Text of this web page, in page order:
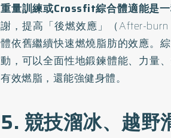
重量訓練或Crossfit綜合體適能是
謝，提高「後燃效應」（After-
體依舊繼續快速燃燒脂肪的效應。
動，可以全面性地鍛鍊體能、力量
有效燃脂，還能強健身體。
5. 競技溜冰、越野